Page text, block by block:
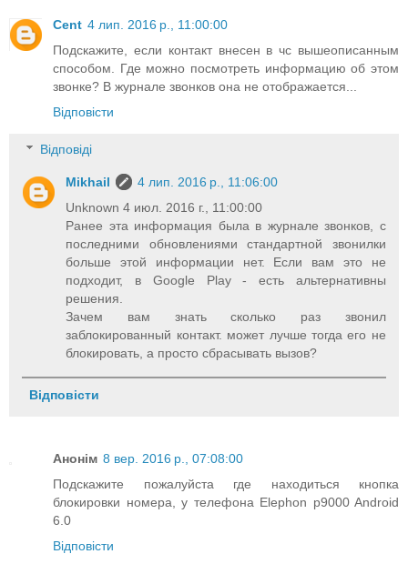
Cent 4 лип. 2016 р., 11:00:00
Подскажите, если контакт внесен в чс вышеописанным
способом. Где можно посмотреть информацию об этом
звонке? В журнале звонков она не отображается...
Відповісти
Відповіді
Mikhail
4 лип. 2016 р., 11:06:00
Unknown 4 июл. 2016 г., 11:00:00
Ранее эта информация была в журнале звонков, с
последними обновлениями стандартной звонилки
больше этой информации нет. Если вам это не
подходит, в Google Play - есть альтернативны
решения.
Зачем вам знать сколько раз звонил
заблокированный контакт. может лучше тогда его не
блокировать, а просто сбрасывать вызов?
Відповісти
Анонім 8 вер. 2016 р., 07:08:00
Подскажите пожалуйста где находиться кнопка
блокировки номера, у телефона Elephon p9000 Android
6.0
Відповісти